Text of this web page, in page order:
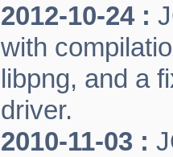
2012-10-24 :
with
libpng, and a
driver.
2010-11-03 :